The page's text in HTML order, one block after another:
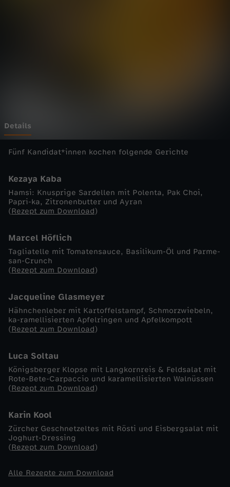
l
a
c
h
-
K
o
c
h
-
h
o
w
Details
Fünf Kandidat*innen kochen folgende Gerichte
Kezaya Kaba
Hamsi: Knusprige Sardellen mit Polenta, Pak Choi,
Papri-ka, Zitronenbutter und Ayran
(Rezept zum Download)
Marcel Höflich
Tagliatelle mit Tomatensauce, Basilikum-Öl und Parme-
san-Crunch
(Rezept zum Download)
Jacqueline Glasmeyer
Hähnchenleber mit Kartoffelstampf, Schmorzwiebeln,
ka-ramellisierten Apfelringen und Apfelkompott
(Rezept zum Download)
Luca Soltau
Königsberger Klopse mit Langkornreis & Feldsalat mit
Rote-Bete-Carpaccio und karamellisierten Walnüssen
(Rezept zum Download)
Karin Kool
Zürcher Geschnetzeltes mit Rösti und Eisbergsalat mit
Joghurt-Dressing
(Rezept zum Download)
Alle Rezepte zum Download